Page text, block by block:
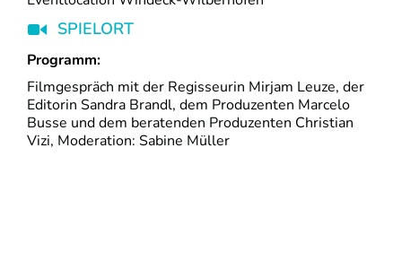
SPIELORT
Programm:
Filmgespräch mit der Regisseurin Mirjam Leuze, der
Editorin Sandra Brandl, dem Produzenten Marcelo
Busse und dem beratenden Produzenten Christian
Vizi, Moderation: Sabine Müller